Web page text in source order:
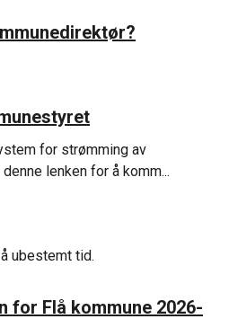
for strømming av
lenken for å komm...
ubestemt tid.
for Flå kommune 2026-